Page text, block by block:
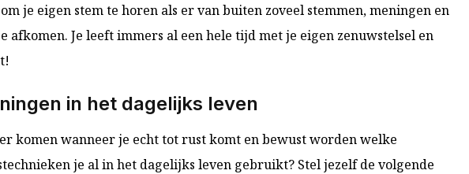
je eigen stem te horen als er van buiten zoveel stemmen, meningen en
afkomen. Je leeft immers al een hele tijd met je eigen zenuwstelsel en
in het dagelijks leven
komen wanneer je echt tot rust komt en bewust worden welke
je al in het dagelijks leven gebruikt? Stel jezelf de volgende